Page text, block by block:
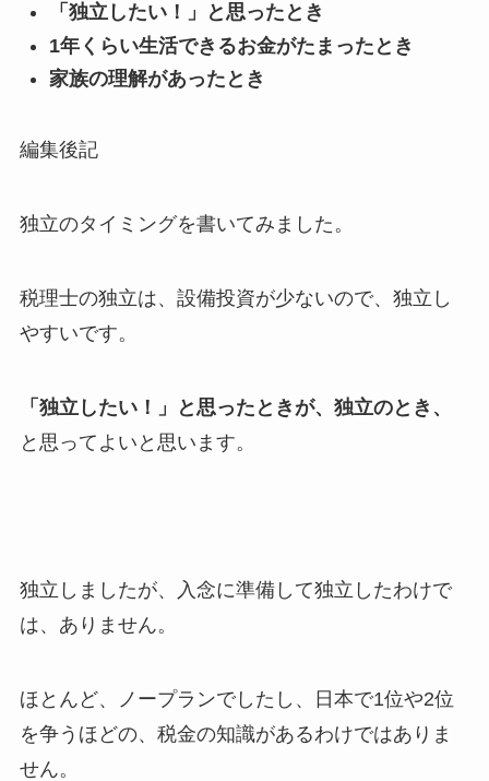
「独立したい！」と思ったとき
1年くらい生活できるお金がたまったとき
家族の理解があったとき
編集後記
独立のタイミングを書いてみました。
税理士の独立は、設備投資が少ないので、独立し
やすいです。
「独立したい！」と思ったときが、独立のとき、
と思ってよいと思います。
独立しましたが、入念に準備して独立したわけで
は、ありません。
ほとんど、ノープランでしたし、日本で1位や2位
を争うほどの、税金の知識があるわけではありま
せん。